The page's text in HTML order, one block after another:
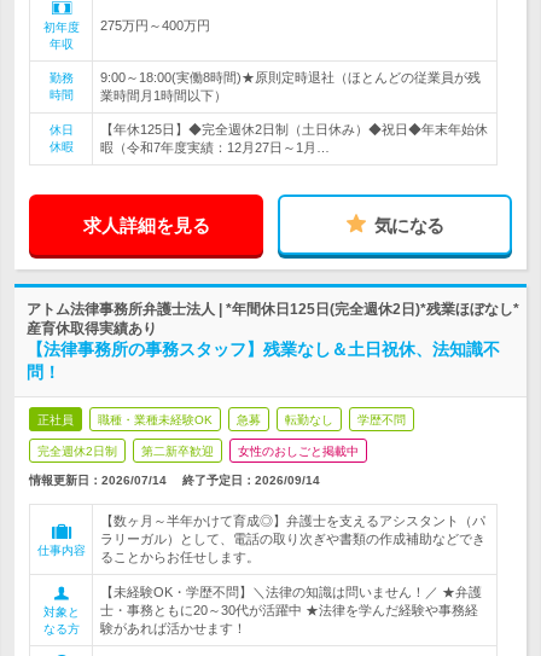
初年度
年収
275万円～400万円
勤務
時間
9:00～18:00(実働8時間)★原則定時退社（ほとんどの従業員が残
業時間月1時間以下）
休日
休暇
【年休125日】◆完全週休2日制（土日休み）◆祝日◆年末年始休
暇（令和7年度実績：12月27日～1月…
求人詳細を見る 気になる
アトム法律事務所弁護士法人 | *年間休日125日(完全週休2日)*残業ほぼなし*
産育休取得実績あり
【法律事務所の事務スタッフ】残業なし＆土日祝休、法知識不
問！
正社員 職種・業種未経験OK 急募 転勤なし 学歴不問
完全週休2日制 第二新卒歓迎 女性のおしごと掲載中
情報更新日：2026/07/14 終了予定日： 2026/09/14
仕事内容
【数ヶ月～半年かけて育成◎】弁護士を支えるアシスタント（パ
ラリーガル）として、電話の取り次ぎや書類の作成補助などでき
ることからお任せします。
対象と
なる方
【未経験OK・学歴不問】＼法律の知識は問いません！／ ★弁護
士・事務ともに20～30代が活躍中 ★法律を学んだ経験や事務経
験があれば活かせます！